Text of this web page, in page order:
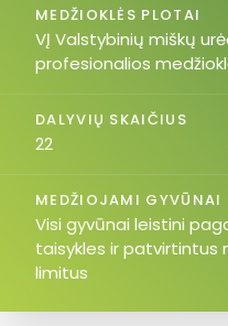
MEDŽIOKLĖS PLOTAI
VĮ Valstybinių miškų
profesionalios
DALYVIŲ SKAIČIUS
22
MEDŽIOJAMI GYVŪNAI
Visi gyvūnai leistini
taisykles ir patvirtintus
limitus